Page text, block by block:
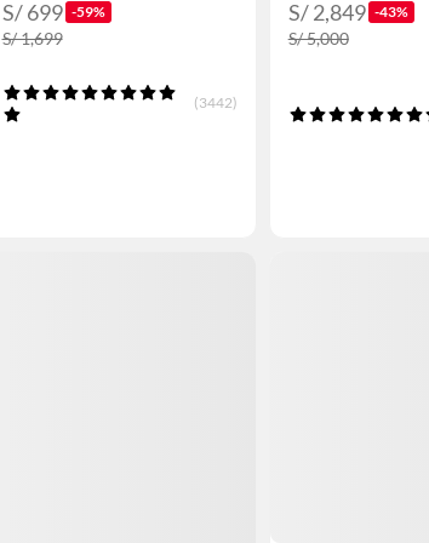
S/ 699 -59%
S/ 1,699
(3442)
S/ 2,849 -43%
S/ 5,000